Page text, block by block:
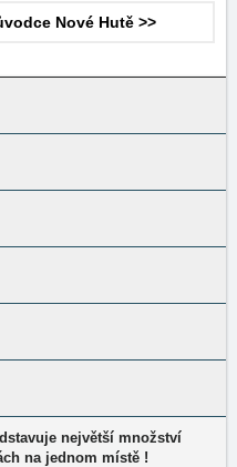
Nové Hutě >>
největší množství
na jednom místě !